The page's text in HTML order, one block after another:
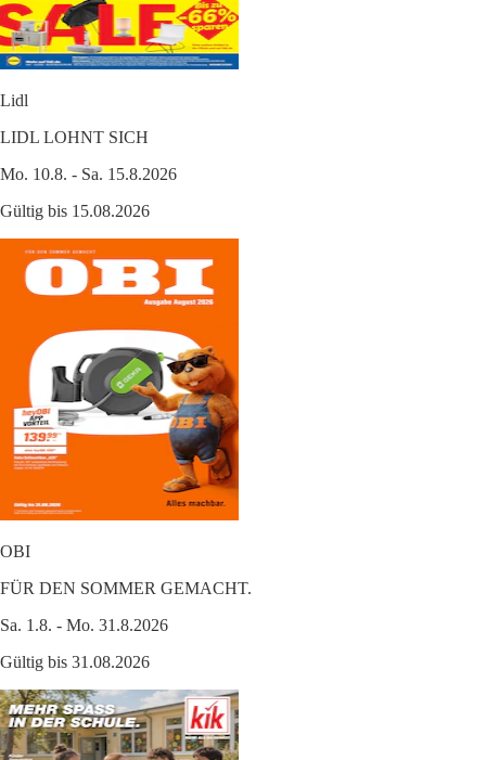
Lidl
LIDL LOHNT SICH
Mo. 10.8. - Sa. 15.8.2026
Gültig bis 15.08.2026
OBI
FÜR DEN SOMMER GEMACHT.
Sa. 1.8. - Mo. 31.8.2026
Gültig bis 31.08.2026